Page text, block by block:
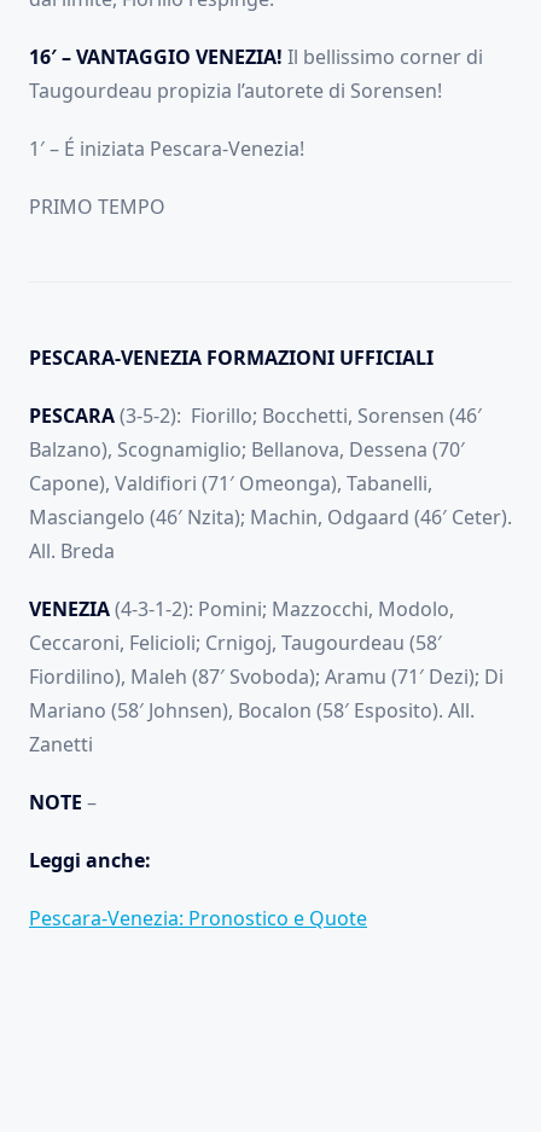
16′ – VANTAGGIO VENEZIA! Il bellissimo corner di
Taugourdeau propizia l’autorete di Sorensen!
1′ – É iniziata Pescara-Venezia!
PRIMO TEMPO
PESCARA-VENEZIA FORMAZIONI UFFICIALI
PESCARA(3-5-2): Fiorillo; Bocchetti, Sorensen (46′
Balzano), Scognamiglio; Bellanova, Dessena (70′
Capone), Valdifiori (71′ Omeonga), Tabanelli,
Masciangelo (46′ Nzita); Machin, Odgaard (46′ Ceter).
All. Breda
VENEZIA(4-3-1-2): Pomini; Mazzocchi, Modolo,
Ceccaroni, Felicioli; Crnigoj, Taugourdeau (58′
Fiordilino), Maleh (87′ Svoboda); Aramu (71′ Dezi); Di
Mariano (58′ Johnsen), Bocalon (58′ Esposito). All.
Zanetti
NOTE –
Leggi anche:
Pescara-Venezia: Pronostico e Quote